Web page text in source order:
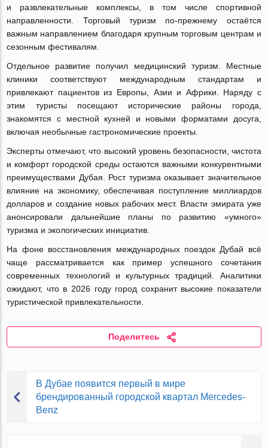
и развлекательные комплексы, в том числе спортивной
направленности. Торговый туризм по-прежнему остаётся
важным направлением благодаря крупным торговым центрам и
сезонным фестивалям.
Отдельное развитие получил медицинский туризм. Местные
клиники соответствуют международным стандартам и
привлекают пациентов из Европы, Азии и Африки. Наряду с
этим туристы посещают исторические районы города,
знакомятся с местной кухней и новыми форматами досуга,
включая необычные гастрономические проекты.
Эксперты отмечают, что высокий уровень безопасности, чистота
и комфорт городской среды остаются важными конкурентными
преимуществами Дубая. Рост туризма оказывает значительное
влияние на экономику, обеспечивая поступление миллиардов
долларов и создание новых рабочих мест. Власти эмирата уже
анонсировали дальнейшие планы по развитию «умного»
туризма и экологических инициатив.
На фоне восстановления международных поездок Дубай всё
чаще рассматривается как пример успешного сочетания
современных технологий и культурных традиций. Аналитики
ожидают, что в 2026 году город сохранит высокие показатели
туристической привлекательности.
Поделитесь
В Дубае появится первый в мире
брендированный городской квартал Mercedes-
Benz